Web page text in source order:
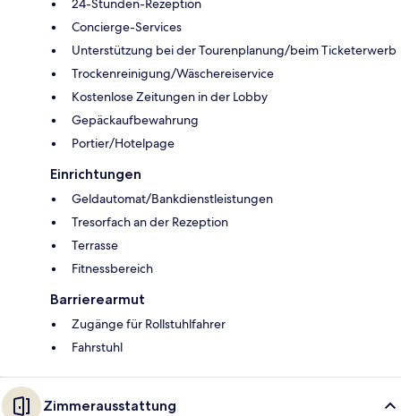
24-Stunden-Rezeption
Concierge-Services
Unterstützung bei der Tourenplanung/beim Ticketerwerb
Trockenreinigung/Wäschereiservice
Kostenlose Zeitungen in der Lobby
Gepäckaufbewahrung
Portier/Hotelpage
Einrichtungen
Geldautomat/Bankdienstleistungen
Tresorfach an der Rezeption
Terrasse
Fitnessbereich
Barrierearmut
Zugänge für Rollstuhlfahrer
Fahrstuhl
Zimmerausstattung